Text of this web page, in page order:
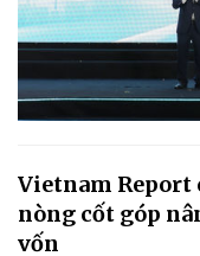
Vietnam Report
nòng cốt góp
vốn